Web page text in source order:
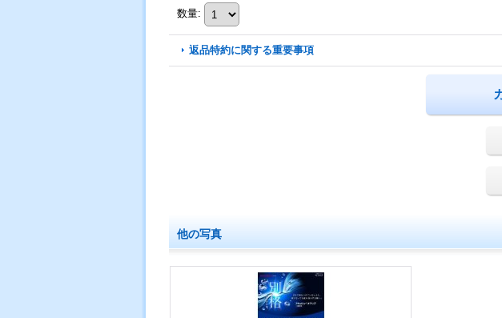
数量:
返品特約に関する重要事項
他の写真